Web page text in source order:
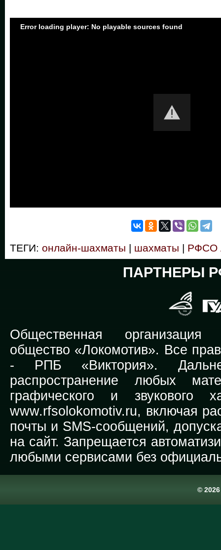
ТЕГИ: онлайн-шахматы | шахматы | РФСО
ПАРТНЕРЫ
Общественная организация
общество «Локомотив». Все
- РПБ «Виктория».
распространение любых
графического и звукового
www.rfsolokomotiv.ru, включая
почты и SMS-сообщений,
на сайт. Запрещается
любыми сервисами без
©